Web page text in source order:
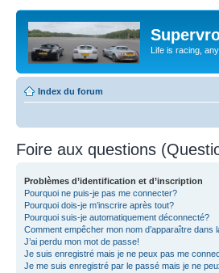
Life is racing,
Index du forum
Foire aux questions
Problèmes d’identification et d’inscription
Pourquoi ne puis-je pas me connecter?
Pourquoi dois-je m’inscrire après tout?
Pourquoi suis-je automatiquement déconnecté?
Comment empêcher mon nom d’apparaître
J’ai perdu mon mot de passe!
Je suis enregistré mais je ne peux pas me
Je me suis enregistré par le passé mais je ne